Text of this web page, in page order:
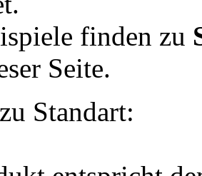
finden zu
Seite.
Standart: